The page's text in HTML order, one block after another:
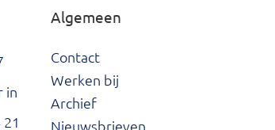
in
Algemeen
Contact
Werken bij
Archief
Nieuwsbrieven